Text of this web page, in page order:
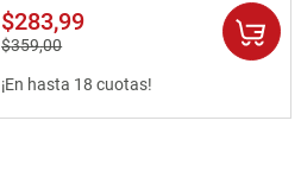
$283,99
$359,00
¡En hasta 18 cuotas!